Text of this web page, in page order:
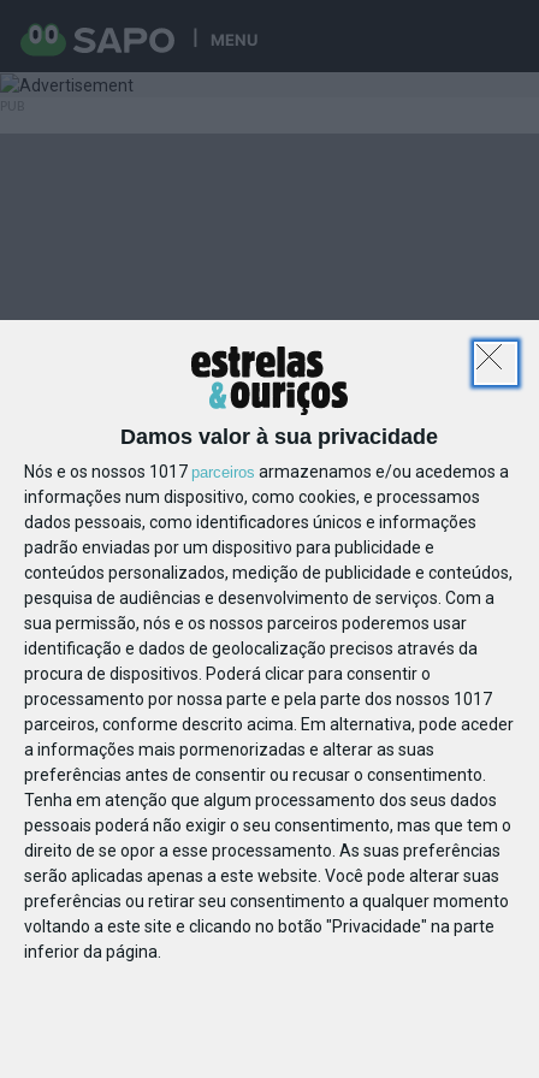
Damos valor à sua privacidade
Nós e os nossos 1017 parceiros armazenamos e/ou acedemos a
informações num dispositivo, como cookies, e processamos
dados pessoais, como identificadores únicos e informações
padrão enviadas por um dispositivo para publicidade e
conteúdos personalizados, medição de publicidade e conteúdos,
pesquisa de audiências e desenvolvimento de serviços. Com a
sua permissão, nós e os nossos parceiros poderemos usar
identificação e dados de geolocalização precisos através da
procura de dispositivos. Poderá clicar para consentir o
processamento por nossa parte e pela parte dos nossos 1017
parceiros, conforme descrito acima. Em alternativa, pode aceder
a informações mais pormenorizadas e alterar as suas
preferências antes de consentir ou recusar o consentimento.
Tenha em atenção que algum processamento dos seus dados
pessoais poderá não exigir o seu consentimento, mas que tem o
direito de se opor a esse processamento. As suas preferências
serão aplicadas apenas a este website. Você pode alterar suas
preferências ou retirar seu consentimento a qualquer momento
voltando a este site e clicando no botão "Privacidade" na parte
inferior da página.
MENU
1191361062516474